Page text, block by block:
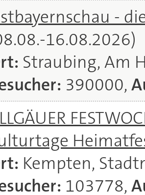
-
16.08.2026)
Straubing, Am
390000,
Kempten,
103778,